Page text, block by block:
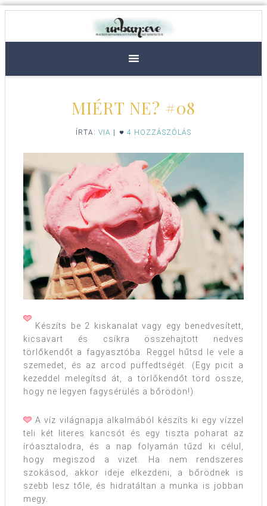
MIÉRT NE? #08
ÍRTA: VIA 4 HOZZÁSZÓLÁS
Készíts be 2 kiskanalat vagy egy benedvesített,
kicsavart és csíkra összehajtott nedves
törlőkendőt a fagyasztóba. Reggel hűtsd le vele a
szemedet, és az arcod püffedtségét. (Egy picit a
kezeddel melegítsd át, a törlőkendőt törd össze,
hogy ne legyen fagysérülés a bőrödön!)
A víz világnapja alkalmából készíts ki egy vízzel
teli két literes kancsót és egy tiszta poharat az
íróasztalodra, és a nap folyamán tűzd ki célul,
hogy megiszod a vizet. Ha nem rendszeres
szokásod, akkor ideje elkezdeni, a bőrödnek is
szebb lesz tőle, és hidratáltan a munka is jobban
megy.